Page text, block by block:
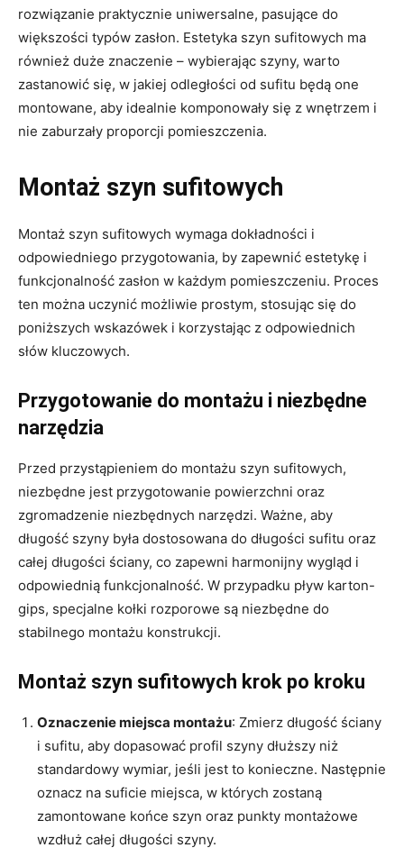
rozwiązanie praktycznie uniwersalne, pasujące do
większości typów zasłon. Estetyka szyn sufitowych ma
również duże znaczenie – wybierając szyny, warto
zastanowić się, w jakiej odległości od sufitu będą one
montowane, aby idealnie komponowały się z wnętrzem i
nie zaburzały proporcji pomieszczenia.
Montaż szyn sufitowych
Montaż szyn sufitowych wymaga dokładności i
odpowiedniego przygotowania, by zapewnić estetykę i
funkcjonalność zasłon w każdym pomieszczeniu. Proces
ten można uczynić możliwie prostym, stosując się do
poniższych wskazówek i korzystając z odpowiednich
słów kluczowych.
Przygotowanie do montażu i niezbędne
narzędzia
Przed przystąpieniem do montażu szyn sufitowych,
niezbędne jest przygotowanie powierzchni oraz
zgromadzenie niezbędnych narzędzi. Ważne, aby
długość szyny była dostosowana do długości sufitu oraz
całej długości ściany, co zapewni harmonijny wygląd i
odpowiednią funkcjonalność. W przypadku pływ karton-
gips, specjalne kołki rozporowe są niezbędne do
stabilnego montażu konstrukcji.
Montaż szyn sufitowych krok po kroku
Oznaczenie miejsca montażu: Zmierz długość ściany
i sufitu, aby dopasować profil szyny dłuższy niż
standardowy wymiar, jeśli jest to konieczne. Następnie
oznacz na suficie miejsca, w których zostaną
zamontowane końce szyn oraz punkty montażowe
wzdłuż całej długości szyny.